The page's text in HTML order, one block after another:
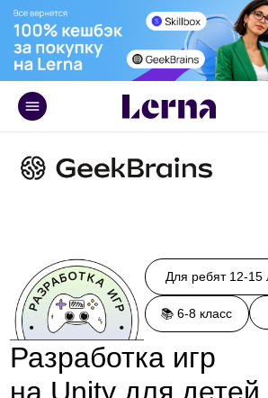
+375 29 171 55 70
📚 6-8 класс 8 мес
Разработка игр
на Unity для детей
Обучение по созданию игр для
школьников от GeekBrains